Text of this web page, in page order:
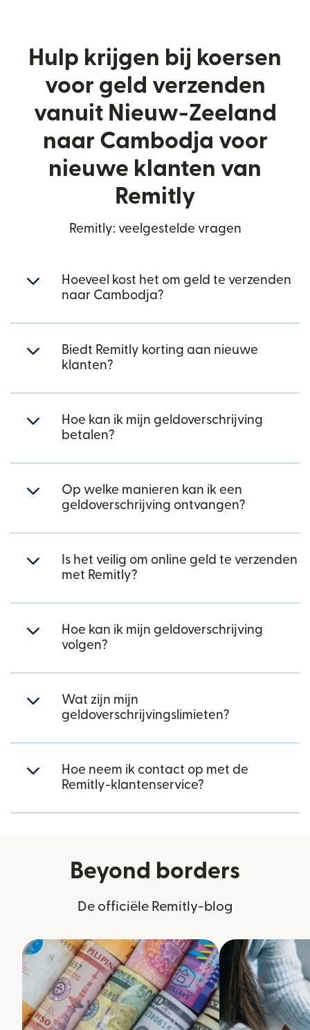
Hulp krijgen bij koersen
voor geld verzenden
vanuit Nieuw-Zeeland
naar Cambodja voor
nieuwe klanten van
Remitly
Remitly: veelgestelde vragen
Hoeveel kost het om geld te verzenden
naar Cambodja?
Biedt Remitly korting aan nieuwe
klanten?
Hoe kan ik mijn geldoverschrijving
betalen?
Op welke manieren kan ik een
geldoverschrijving ontvangen?
Is het veilig om online geld te verzenden
met Remitly?
Hoe kan ik mijn geldoverschrijving
volgen?
Wat zijn mijn
geldoverschrijvingslimieten?
Hoe neem ik contact op met de
Remitly-klantenservice?
Beyond borders
De officiële Remitly-blog